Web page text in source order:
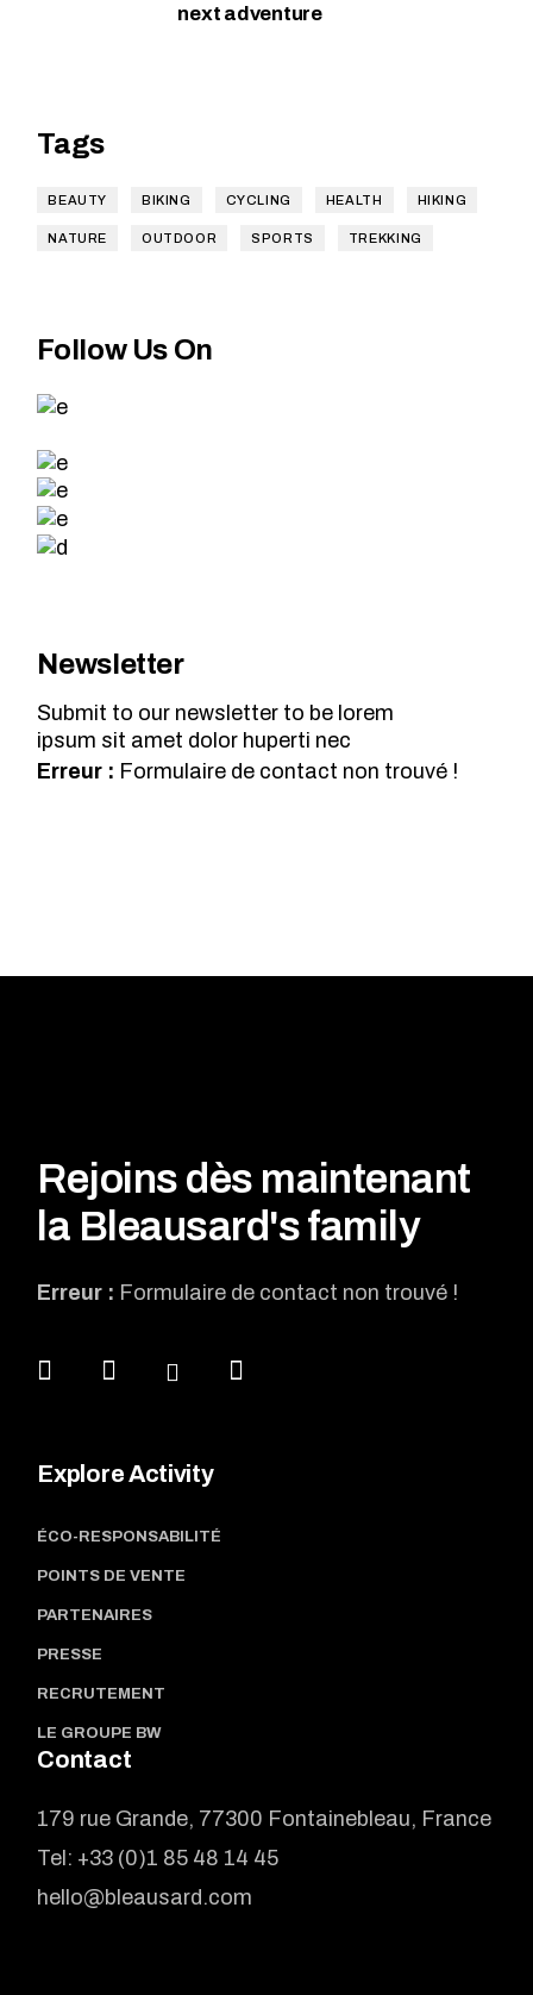
next adventure
Tags
BEAUTY BIKING CYCLING HEALTH HIKING
NATURE OUTDOOR SPORTS TREKKING
Follow Us On
Newsletter
Submit to our newsletter to be lorem
ipsum sit amet dolor huperti nec
Erreur : Formulaire de contact non trouvé !
Rejoins dès maintenant
la Bleausard's family
Erreur : Formulaire de contact non trouvé !
Explore Activity
ÉCO-RESPONSABILITÉ
POINTS DE VENTE
PARTENAIRES
PRESSE
RECRUTEMENT
LE GROUPE BW
Contact
179 rue Grande, 77300 Fontainebleau, France
Tel: +33 (0)1 85 48 14 45
hello@bleausard.com